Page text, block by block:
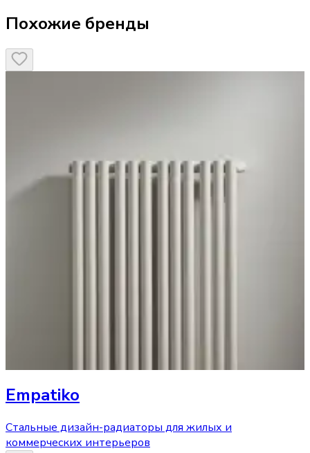
Похожие бренды
Empatiko
Стальные дизайн-радиаторы для жилых и
коммерческих интерьеров